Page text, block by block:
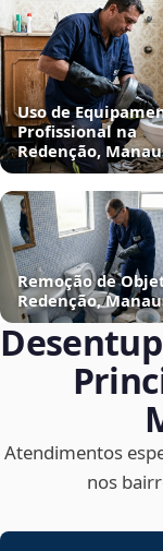
Uso de
Profissional na
Redenção,
Remoção de
Redenção,
Atendimentos
nos